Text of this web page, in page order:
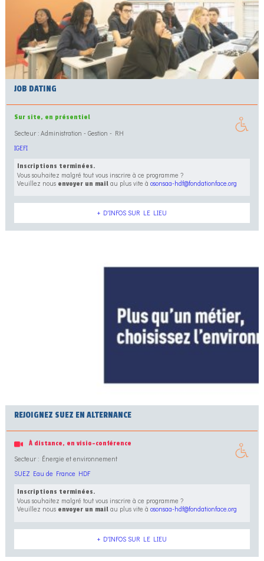
JOB DATING
Sur site, en présentiel
Secteur : Administration - Gestion - RH
IGEFI
Inscriptions terminées.
Vous souhaitez malgré tout vous inscrire à ce programme ?
Veuillez nous envoyer un mailau plus vite à osonsaa-hdf@fondationface.org
+ D'INFOS SUR LE LIEU
REJOIGNEZ SUEZ EN ALTERNANCE
À distance, en visio-conférence
Secteur : Énergie et environnement
SUEZ Eau de France HDF
Inscriptions terminées.
Vous souhaitez malgré tout vous inscrire à ce programme ?
Veuillez nous envoyer un mailau plus vite à osonsaa-hdf@fondationface.org
+ D'INFOS SUR LE LIEU